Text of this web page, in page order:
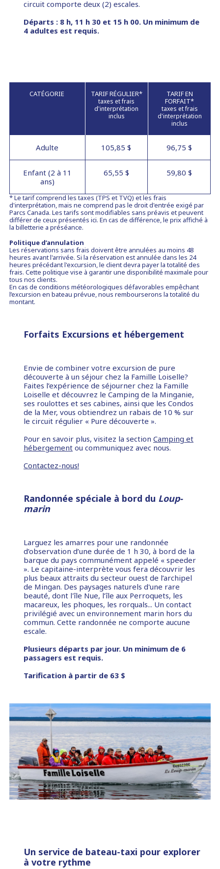
circuit comporte deux (2) escales.
Départs : 8 h, 11 h 30 et 15 h 00. Un minimum de
4 adultes est requis.
CATÉGORIE TARIF RÉGULIER*
taxes et frais
d'interprétation
inclus
TARIF EN
FORFAIT*
taxes et frais
d'interprétation
inclus
Adulte 105,85 $ 96,75 $
Enfant (2 à 11
ans)
65,55 $ 59,80 $
* Le tarif comprend les taxes (TPS et TVQ) et les frais
d'interprétation, mais ne comprend pas le droit d'entrée exigé par
Parcs Canada. Les tarifs sont modifiables sans préavis et peuvent
différer de ceux présentés ici. En cas de différence, le prix affiché à
la billetterie a préséance.
Politique d’annulation
Les réservations sans frais doivent être annulées au moins 48
heures avant l'arrivée. Si la réservation est annulée dans les 24
heures précédant l'excursion, le client devra payer la totalité des
frais. Cette politique vise à garantir une disponibilité maximale pour
tous nos clients.
En cas de conditions météorologiques défavorables empêchant
l’excursion en bateau prévue, nous rembourserons la totalité du
montant.
Forfaits Excursions et hébergement
Envie de combiner votre excursion de pure
découverte à un séjour chez la Famille Loiselle?
Faites l’expérience de séjourner chez la Famille
Loiselle et découvrez le Camping de la Minganie,
ses roulottes et ses cabines, ainsi que les Condos
de la Mer, vous obtiendrez un rabais de 10 % sur
le circuit régulier « Pure découverte ».
Pour en savoir plus, visitez la section Camping et
hébergement ou communiquez avec nous.
Contactez-nous!
Randonnée spéciale à bord du Loup-
marin
Larguez les amarres pour une randonnée
d’observation d’une durée de 1 h 30, à bord de la
barque du pays communément appelé « speeder
». Le capitaine-interprète vous fera découvrir les
plus beaux attraits du secteur ouest de l’archipel
de Mingan. Des paysages naturels d'une rare
beauté, dont l'île Nue, l’île aux Perroquets, les
macareux, les phoques, les rorquals... Un contact
privilégié avec un environnement marin hors du
commun. Cette randonnée ne comporte aucune
escale.
Plusieurs départs par jour. Un minimum de 6
passagers est requis.
Tarification à partir de 63 $
Un service de bateau-taxi pour explorer
à votre rythme